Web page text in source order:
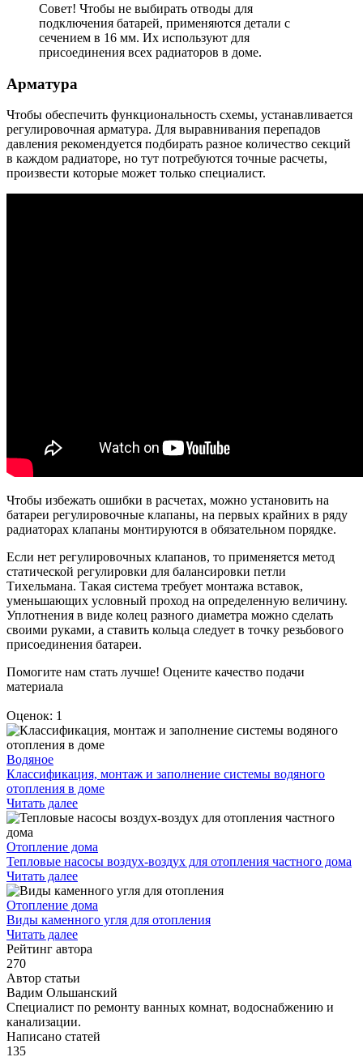
Совет! Чтобы не выбирать отводы для
подключения батарей, применяются детали с
сечением в 16 мм. Их используют для
присоединения всех радиаторов в доме.
Арматура
Чтобы обеспечить функциональность схемы, устанавливается
регулировочная арматура. Для выравнивания перепадов
давления рекомендуется подбирать разное количество секций
в каждом радиаторе, но тут потребуются точные расчеты,
произвести которые может только специалист.
Чтобы избежать ошибки в расчетах, можно установить на
батареи регулировочные клапаны, на первых крайних в ряду
радиаторах клапаны монтируются в обязательном порядке.
Если нет регулировочных клапанов, то применяется метод
статической регулировки для балансировки петли
Тихельмана. Такая система требует монтажа вставок,
уменьшающих условный проход на определенную величину.
Уплотнения в виде колец разного диаметра можно сделать
своими руками, а ставить кольца следует в точку резьбового
присоединения батареи.
Помогите нам стать лучше! Оцените качество подачи
материала
Оценок: 1
Водяное
Классификация, монтаж и заполнение системы водяного
отопления в доме
Читать далее
Отопление дома
Тепловые насосы воздух-воздух для отопления частного дома
Читать далее
Отопление дома
Виды каменного угля для отопления
Читать далее
Рейтинг автора
270
Автор статьи
Вадим Ольшанский
Специалист по ремонту ванных комнат, водоснабжению и
канализации.
Написано статей
135